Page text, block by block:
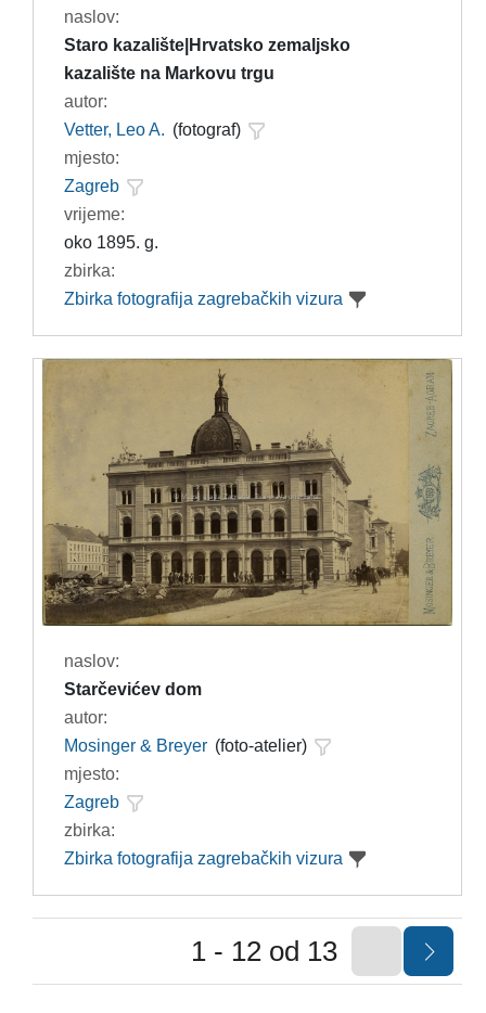
naslov:
Staro kazalište|Hrvatsko zemaljsko
kazalište na Markovu trgu
autor:
Vetter, Leo A. (fotograf)
mjesto:
Zagreb
vrijeme:
oko 1895. g.
zbirka:
Zbirka fotografija zagrebačkih vizura
naslov:
Starčevićev dom
autor:
Mosinger & Breyer (foto-atelier)
mjesto:
Zagreb
zbirka:
Zbirka fotografija zagrebačkih vizura
1 - 12 od 13